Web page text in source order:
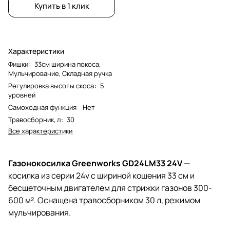
Купить в 1 клик
Характеристики
Фишки: 33см ширина покоса,
Мульчирование, Складная ручка
Регулировка высоты скоса: 5
уровней
Самоходная функция: Нет
Травосборник, л: 30
Все характеристики
Газонокосилка Greenworks GD24LM33 24V—
косилка из серии 24v с шириной кошения 33 см и
бесщеточным двигателем для стрижки газонов 300-
600 м². Оснащена травосборником 30 л, режимом
мульчирования.